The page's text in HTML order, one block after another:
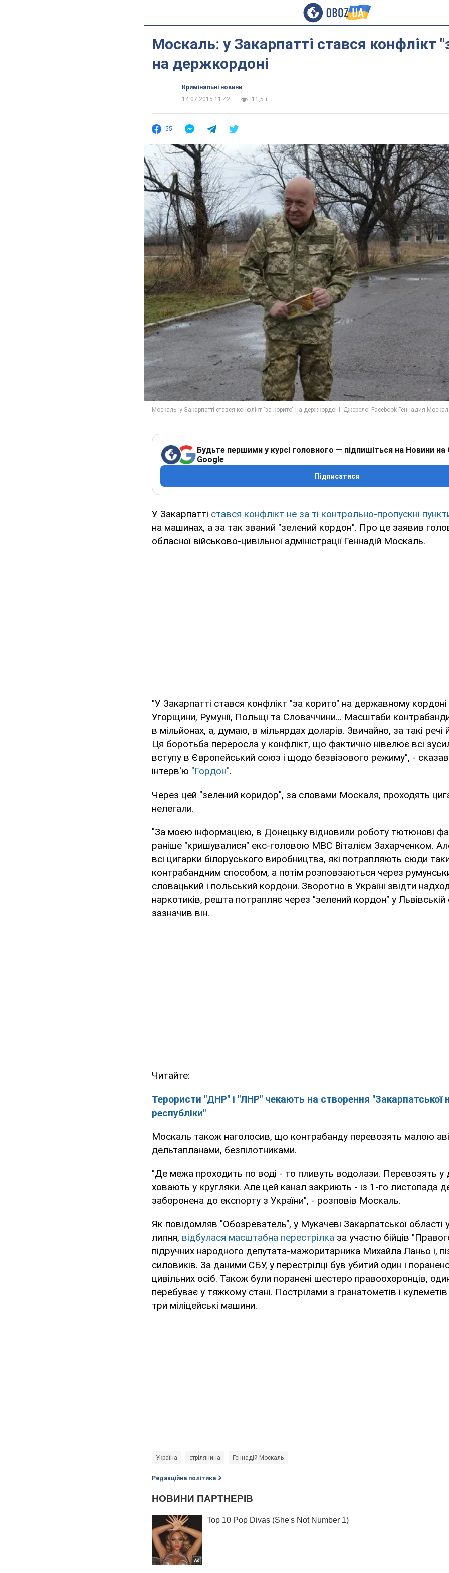
Москаль: у Закарпатті стався конфлікт
на держкордоні
Кримінальні новини
14.07.2015 11:42
11,5 т.
55
Будьте першими у курсі головного — підпишіться на Новини на
Google
Підписатися
У Закарпатті стався конфлікт не за ті контрольно-пропускні
на машинах, а за так званий "зелений кордон". Про це заявив
обласної військово-цивільної адміністрації Геннадій Москаль.
"У Закарпатті стався конфлікт "за корито" на державному
Угорщини, Румунії, Польщі та Словаччини... Масштаби
в мільйонах, а, думаю, в мільярдах доларів. Звичайно, за такі речі
Ця боротьба переросла у конфлікт, що фактично нівелює всі
вступу в Європейський союз і щодо безвізового режиму", -
інтерв'ю "Гордон".
Через цей "зелений коридор", за словами Москаля, проходять
нелегали.
"За моєю інформацією, в Донецьку відновили роботу тютюнові
раніше "кришувалися" екс-головою МВС Віталієм Захарченком.
всі цигарки білоруського виробництва, які потрапляють сюди
контрабандним способом, а потім розповзаються через
словацький і польський кордони. Зворотно в Україні звідти
наркотиків, решта потрапляє через "зелений кордон" у Львівській
зазначив він.
Читайте:
Терористи "ДНР" і "ЛНР" чекають на створення "Закарпатської
республіки"
Москаль також наголосив, що контрабанду перевозять малою
дельтапланами, безпілотниками.
"Де межа проходить по воді - то пливуть водолази. Перевозять у
ховають у кругляки. Але цей канал закриють - із 1-го листопада
заборонена до експорту з України", - розповів Москаль.
Як повідомляв "Обозреватель", у Мукачеві Закарпатської області
липня, відбулася масштабна перестрілка за участю бійців
підручних народного депутата-мажоритарника Михайла Ланьо і,
силовиків. За даними СБУ, у перестрілці був убитий один і
цивільних осіб. Також були поранені шестеро правоохоронців,
перебуває у тяжкому стані. Пострілами з гранатометів і
три міліцейські машини.
Україна стрілянина Геннадій Москаль
Редакційна політика